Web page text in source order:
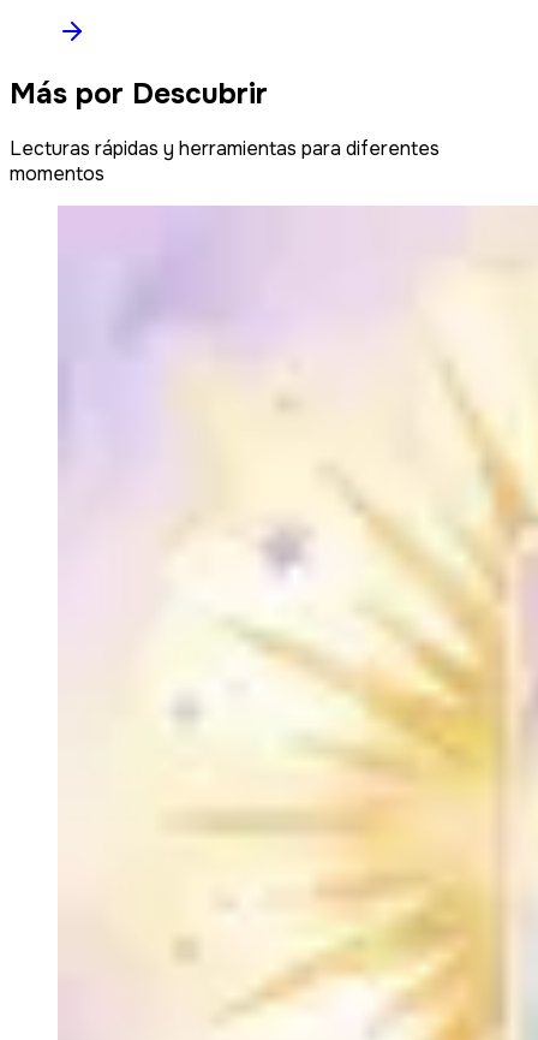
Más por Descubrir
Lecturas rápidas y herramientas para diferentes
momentos